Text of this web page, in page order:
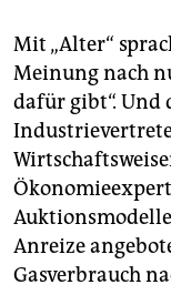
Mit „Alter“
Meinung nach
dafür gibt“.
Anreize
Gasverbrauch